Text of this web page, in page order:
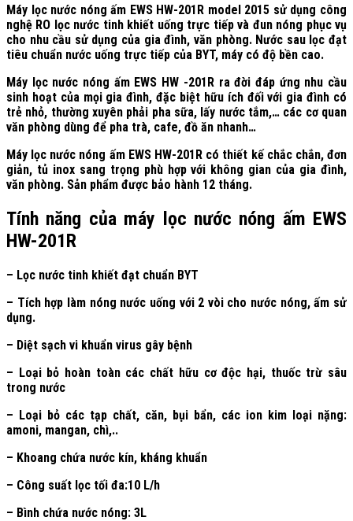
Máy lọc nước nóng ấm EWS HW-201R model 2015 sử dụng công
nghệ RO lọc nước tinh khiết uống trực tiếp và đun nóng phục vụ
cho nhu cầu sử dụng của gia đình, văn phòng. Nước sau lọc đạt
tiêu chuẩn nước uống trực tiếp của BYT, máy có độ bền cao.
Máy lọc nước nóng ấm EWS HW -201R ra đời đáp ứng nhu cầu
sinh hoạt của mọi gia đình, đặc biệt hữu ích đối với gia đình có
trẻ nhỏ, thường xuyên phải pha sữa, lấy nước tắm,… các cơ quan
văn phòng dùng để pha trà, cafe, đồ ăn nhanh…
Máy lọc nước nóng ấm EWS HW-201R có thiết kế chắc chắn, đơn
giản, tủ inox sang trọng phù hợp với không gian của gia đình,
văn phòng. Sản phẩm được bảo hành 12 tháng.
Tính năng của máy lọc nước nóng ấm EWS
HW-201R
– Lọc nước tinh khiết đạt chuẩn BYT
– Tích hợp làm nóng nước uống với 2 vòi cho nước nóng, ấm sử
dụng.
– Diệt sạch vi khuẩn virus gây bệnh
– Loại bỏ hoàn toàn các chất hữu cơ độc hại, thuốc trừ sâu
trong nước
– Loại bỏ các tạp chất, căn, bụi bẩn, các ion kim loại nặng:
amoni, mangan, chì,..
– Khoang chứa nước kín, kháng khuẩn
– Công suất lọc tối đa:10 L/h
– Bình chứa nước nóng: 3L